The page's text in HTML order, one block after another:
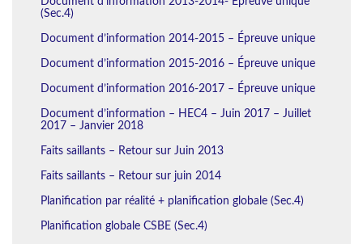
(Sec.4)
Document d’information 2014-2015 – Épreuve unique
Document d’information 2015-2016 – Épreuve unique
Document d’information 2016-2017 – Épreuve unique
Document d’information – HEC4 – Juin 2017 – Juillet
2017 – Janvier 2018
Faits saillants – Retour sur Juin 2013
Faits saillants – Retour sur juin 2014
Planification par réalité + planification globale (Sec.4)
Planification globale CSBE (Sec.4)